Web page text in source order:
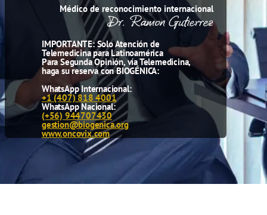
Médico de reconocimiento internacional
IMPORTANTE: Solo Atención de
Telemedicina para Latinoamérica
Para Segunda Opinión, vía Telemedicina,
haga su reserva con BIOGÉNICA:
WhatsApp Internacional:
+1 (407) 818 4001
WhatsApp Nacional:
(+56) 944707430
gestion@biogenica.org
www.oncovix.com